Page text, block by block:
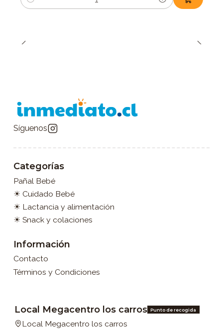
Cantidad
Síguenos
Categorías
Pañal Bebé
☀ Cuidado Bebé
☀ Lactancia y alimentación
☀ Snack y colaciones
Información
Contacto
Términos y Condiciones
Local Megacentro los carros Punto de recogida
Local Megacentro los carros